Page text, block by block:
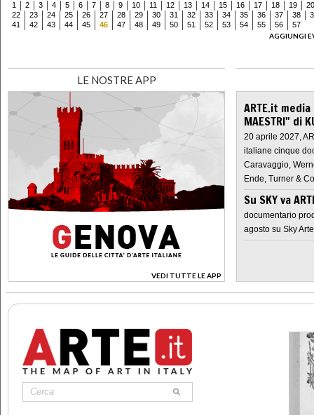
1 2 3 4 5 6 7 8 9 10 11 12 13 14 15 16 17 18 19
20
22
23 24 25 26 27 28 29 30 31 32 33 34 35 36 37 38
41
42 43 44 45 46 47 48 49 50 51 52 53 54 55 56
57
AGGIUNGI
LE NOSTRE APP
VEDI TUTTE LE APP
>
ARTE.it
MAESTRI" di
20 aprile 2027,
italiane cinque
Caravaggio,
Ende, Turner &
Su SKY va
documentario
agosto su Sky Arte